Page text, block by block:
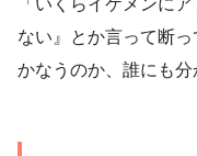
「いくらイケメンに
ない』とか言って断
かなうのか、誰にも分